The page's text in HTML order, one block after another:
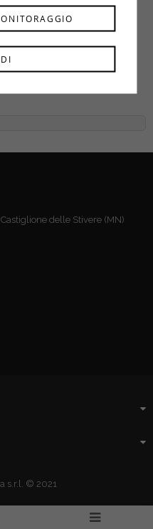
delle Stivere (MN)
s.r.l. © 2021